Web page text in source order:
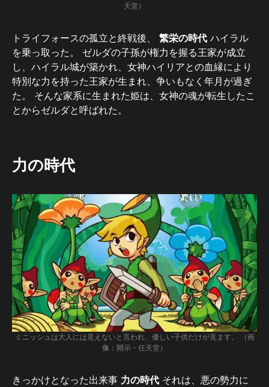
天堂）
トライフォースの孤立と終戦後、 繁栄の時代 ハイラル
を乗っ取った。 ゼルダの子孫が権力を握る王家が成立
し、ハイラル城が築かれ、女神ハイリアとの血縁により
特別な力を持った王家が生まれ、争いもなく年月が過ぎ
た。 そんな家系に生まれた姫は、女神の魂が転生したこ
とからゼルダと呼ばれた。
力の時代
ミニッシュは大人には見えないと言われ、優しい子供だけが見ます。 （画
像：開示・任天堂）
きっかけとなった出来事 力の時代 それは、悪の勢力に